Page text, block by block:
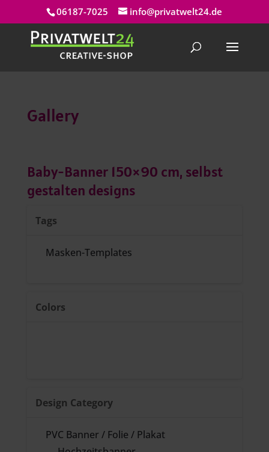
06187-7025 info@privatwelt24.de
Gallery
Baby-Banner 150×90 cm, selbst
gestalten designs
Tags
Masken-Templates
Colors
Design Category
PVC Banner / Folie / Plakat